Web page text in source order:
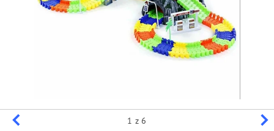
1 z 6